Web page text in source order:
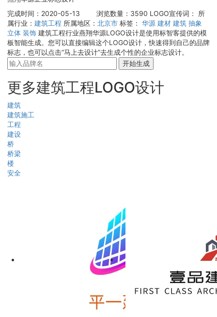
完成时间：2020-05-13
浏览数量：3590 LOGO宣传词：
所
属行业： 建筑工程 所属地区： 北京市 标签： 华源 建材 建筑 抽象
立体 装饰 建筑工程行业燕翔华源LOGO设计是使用标智客提供的模
板智能生成。您可以直接编辑这个LOGO设计，快速得到自己的品牌
标志，也可以点击“马上去设计”去生成个性的企业标志设计。
开始生成
更多建筑工程LOGO设计
建筑
建筑施工
工程
建设
桥
桥梁
楼
安全